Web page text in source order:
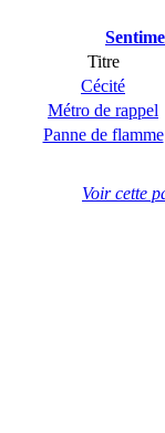
Titre
Cécité
Métro de rappel
Panne de flamme
Voir cette